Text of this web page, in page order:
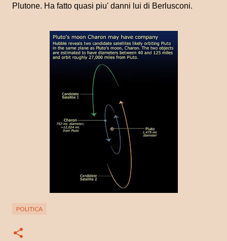
Plutone. Ha fatto quasi piu' danni lui di Berlusconi.
POLITICA